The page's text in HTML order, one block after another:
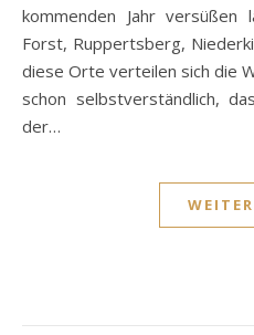
kommenden Jahr versüßen
Forst, Ruppertsberg,
diese Orte verteilen sich die
schon selbstverständlich,
der…